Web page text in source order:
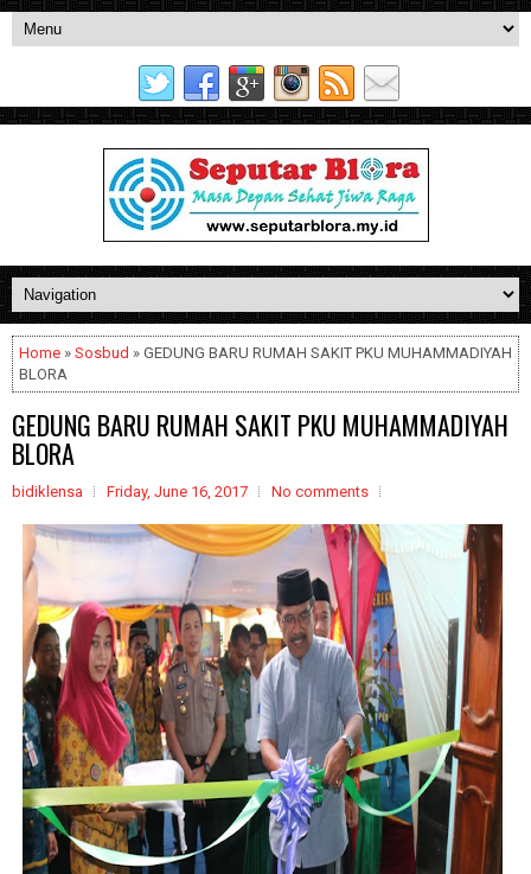
Home » Sosbud » GEDUNG BARU RUMAH SAKIT PKU MUHAMMADIYAH
BLORA
GEDUNG BARU RUMAH SAKIT PKU MUHAMMADIYAH
BLORA
bidiklensa Friday, June 16, 2017 No comments